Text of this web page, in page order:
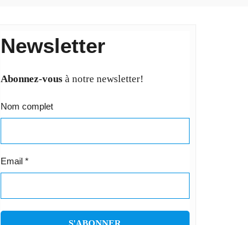
Newsletter
Abonnez-vousà notre newsletter!
Nom complet
Email *